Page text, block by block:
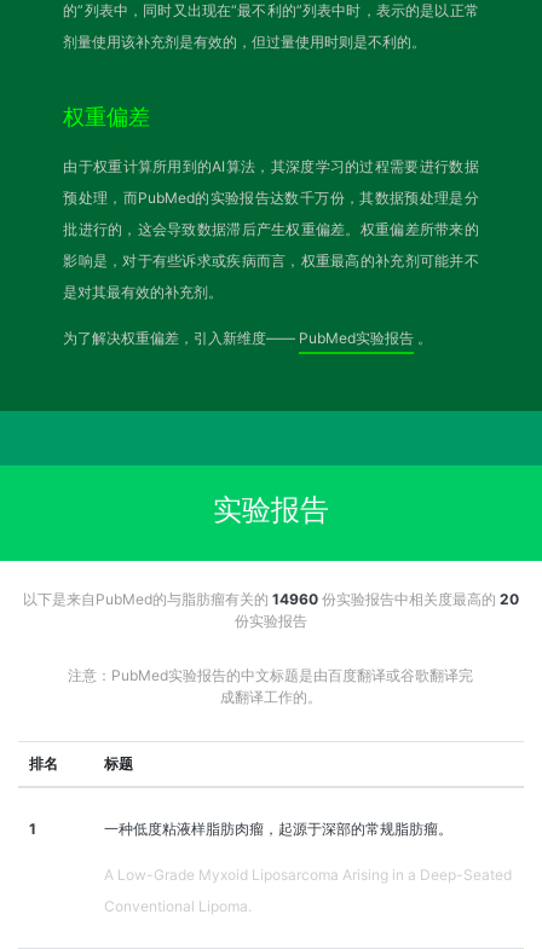
的”列表中，同时又出现在“最不利的”列表中时，表示的是以正常
剂量使用该补充剂是有效的，但过量使用时则是不利的。
权重偏差
由于权重计算所用到的AI算法，其深度学习的过程需要进行数据
预处理，而PubMed的实验报告达数千万份，其数据预处理是分
批进行的，这会导致数据滞后产生权重偏差。权重偏差所带来的
影响是，对于有些诉求或疾病而言，权重最高的补充剂可能并不
是对其最有效的补充剂。
为了解决权重偏差，引入新维度—— PubMed实验报告 。
实验报告
以下是来自PubMed的与脂肪瘤有关的 14960 份实验报告中相关度最高的 20
份实验报告
注意：PubMed实验报告的中文标题是由百度翻译或谷歌翻译完
成翻译工作的。
排名 标题
1 一种低度粘液样脂肪肉瘤，起源于深部的常规脂肪瘤。
A Low-Grade Myxoid Liposarcoma Arising in a Deep-Seated
Conventional Lipoma.